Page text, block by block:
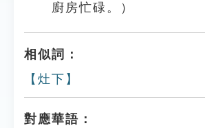
廚房忙碌。）
相似詞：
【灶下】
對應華語：